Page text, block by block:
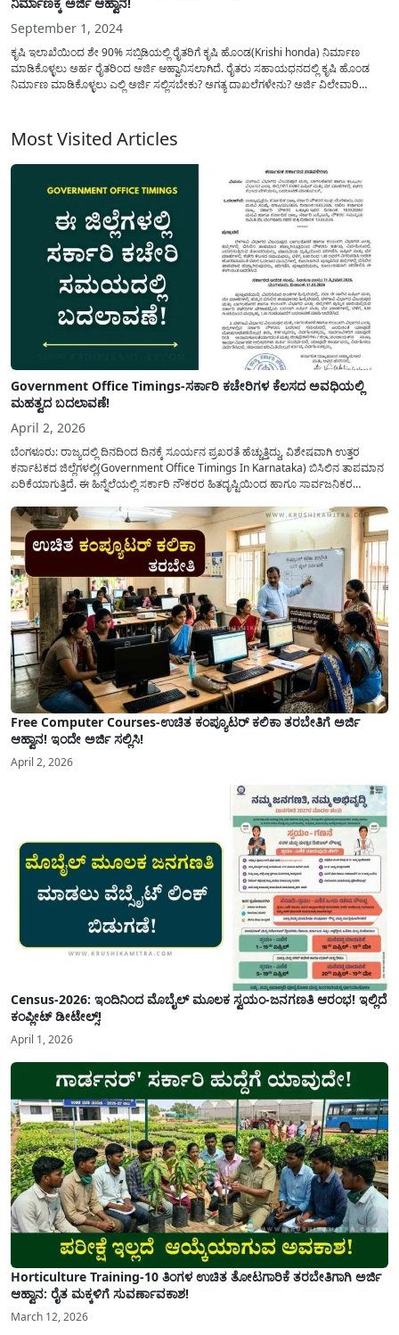
September 1, 2024
ಕೃಷಿ ಇಲಾಖೆಯಿಂದ ಶೇ 90% ಸಬ್ಸಿಡಿಯಲ್ಲಿ ರೈತರಿಗೆ ಕೃಷಿ ಹೊಂಡ(Krishi honda) ನಿರ್ಮಾಣ
ಮಾಡಿಕೊಳ್ಳಲು ಅರ್ಹ ರೈತರಿಂದ ಅರ್ಜಿ ಆಹ್ವಾನಿಸಲಾಗಿದೆ. ರೈತರು ಸಹಾಯಧನದಲ್ಲಿ ಕೃಷಿ ಹೊಂಡ
ನಿರ್ಮಾಣ ಮಾಡಿಕೊಳ್ಳಲು ಎಲ್ಲಿ ಅರ್ಜಿ ಸಲ್ಲಿಸಬೇಕು? ಅಗತ್ಯ ದಾಖಲೆಗಳೇನು? ಅರ್ಜಿ ವಿಲೇವಾರಿ
Most Visited Articles
Government Office Timings-ಸರ್ಕಾರಿ ಕಚೇರಿಗಳ ಕೆಲಸದ ಅವಧಿಯಲ್ಲಿ
ಮಹತ್ವದ ಬದಲಾವಣೆ!
April 2, 2026
ಬೆಂಗಳೂರು: ರಾಜ್ಯದಲ್ಲಿ ದಿನದಿಂದ ದಿನಕ್ಕೆ ಸೂರ್ಯನ ಪ್ರಖರತೆ ಹೆಚ್ಚುತ್ತಿದ್ದು, ವಿಶೇಷವಾಗಿ ಉತ್ತರ
ಕರ್ನಾಟಕದ ಜಿಲ್ಲೆಗಳಲ್ಲಿ(Government Office Timings In Karnataka) ಬಿಸಿಲಿನ ತಾಪಮಾನ
ಏರಿಕೆಯಾಗುತ್ತಿದೆ. ಈ ಹಿನ್ನೆಲೆಯಲ್ಲಿ ಸರ್ಕಾರಿ ನೌಕರರ ಹಿತದೃಷ್ಟಿಯಿಂದ ಹಾಗೂ ಸಾರ್ವಜನಿಕರ
ಮತ್ತು ಕಲ್ಯಾಣ ಕರ್ನಾಟಕದ ಒಟ್ಟು 9 ಜಿಲ್ಲೆಗಳಲ್ಲಿ ಏಪ್ರಿಲ್...
Free Computer Courses-ಉಚಿತ ಕಂಪ್ಯೂಟರ್ ಕಲಿಕಾ ತರಬೇತಿಗೆ ಅರ್ಜಿ
ಆಹ್ವಾನ! ಇಂದೇ ಅರ್ಜಿ ಸಲ್ಲಿಸಿ!
April 2, 2026
Census-2026: ಇಂದಿನಿಂದ ಮೊಬೈಲ್ ಮೂಲಕ ಸ್ವಯಂ-ಜನಗಣತಿ ಆರಂಭ! ಇಲ್ಲಿದೆ
ಕಂಪ್ಲೀಟ್ ಡೀಟೇಲ್ಸ್!
April 1, 2026
Horticulture Training-10 ತಿಂಗಳ ಉಚಿತ ತೋಟಗಾರಿಕೆ ತರಬೇತಿಗಾಗಿ ಅರ್ಜಿ
ಆಹ್ವಾನ: ರೈತ ಮಕ್ಕಳಿಗೆ ಸುವರ್ಣಾವಕಾಶ!
March 12, 2026